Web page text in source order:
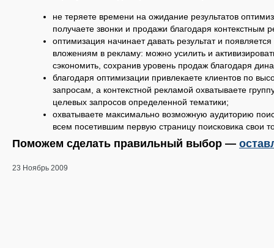
не теряете времени на ожидание результатов
получаете звонки и продажи благодаря
оптимизация начинает давать результат и
вложениям в рекламу: можно усилить и
сэкономить, сохранив уровень продаж благодаря
благодаря оптимизации привлекаете клиентов по
запросам, а контекстной рекламой охватываете
целевых запросов определенной тематики;
охватываете максимально возможную аудиторию
всем посетившим первую страницу поисковика свои
Поможем сделать правильный выбор —
23 Ноябрь 2009